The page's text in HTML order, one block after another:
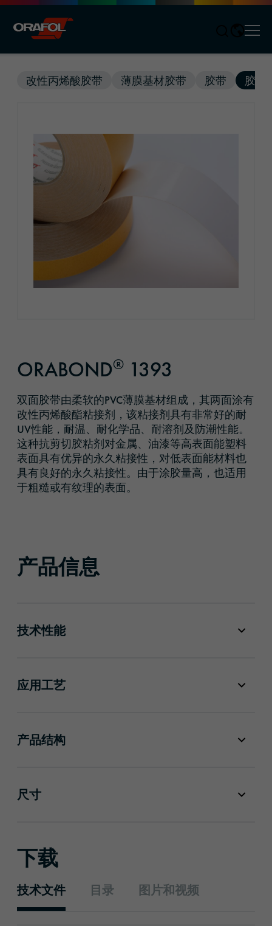
改性丙烯酸胶带 薄膜基材胶带 胶带 胶带
ORABOND® 1393
双面胶带由柔软的PVC薄膜基材组成，其两面涂有
改性丙烯酸酯粘接剂，该粘接剂具有非常好的耐
UV性能，耐温、耐化学品、耐溶剂及防潮性能。
这种抗剪切胶粘剂对金属、油漆等高表面能塑料
表面具有优异的永久粘接性，对低表面能材料也
具有良好的永久粘接性。由于涂胶量高，也适用
于粗糙或有纹理的表面。
产品信息
技术性能
应用工艺
产品结构
尺寸
下载
技术文件 目录 图片和视频